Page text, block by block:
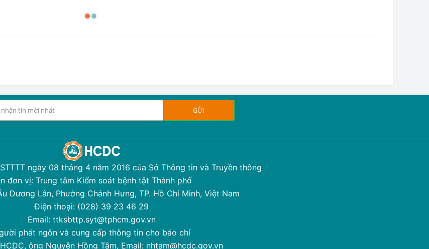
ngày 08 tháng 4 năm 2016 của Sở Thông tin và Truyền thông
đơn vị: Trung tâm Kiểm soát bệnh tật Thành phố
Dương Lân, Phường Chánh Hưng, TP. Hồ Chí Minh, Việt Nam
Điện thoại: (028) 39 23 46 29
Email: ttksbttp.syt@tphcm.gov.vn
phát ngôn và cung cấp thông tin cho báo chí
ông Nguyễn Hồng Tâm, Email: nhtam@hcdc.gov.vn